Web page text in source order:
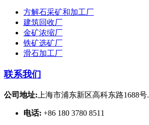
方解石采矿和加工厂
建筑回收厂
金矿浓缩厂
铁矿选矿厂
滑石加工厂
联系我们
公司地址: 上海市浦东新区高科东路1688号.
电话: +86 180 3780 8511